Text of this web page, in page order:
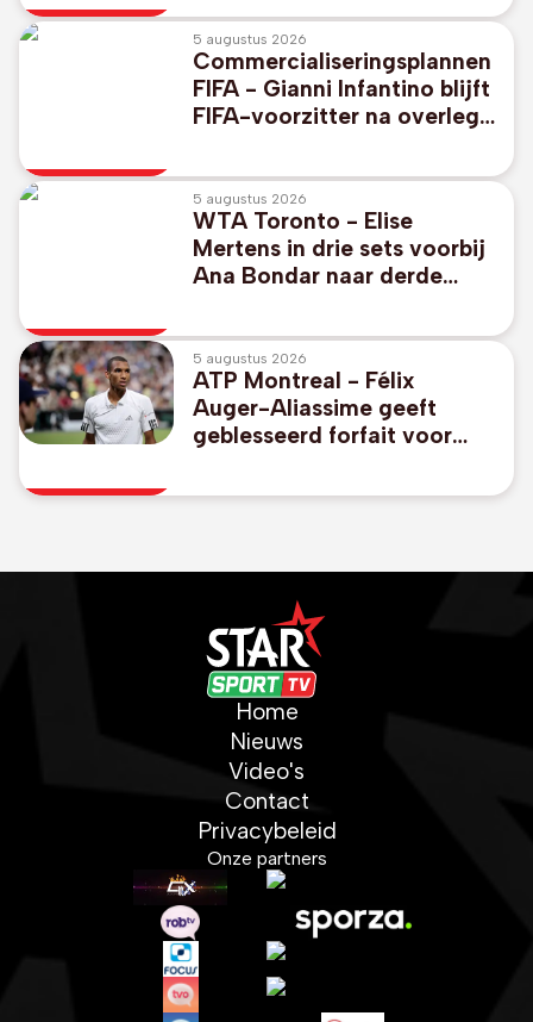
Zverev
5 augustus 2026
Commercialiseringsplannen
FIFA - Gianni Infantino blijft
FIFA-voorzitter na overleg
5 augustus 2026
WTA Toronto - Elise
Mertens in drie sets voorbij
Ana Bondar naar derde
5 augustus 2026
ATP Montreal - Félix
Auger-Aliassime geeft
geblesseerd forfait voor
Home
Nieuws
Video's
Contact
Privacybeleid
Onze partners